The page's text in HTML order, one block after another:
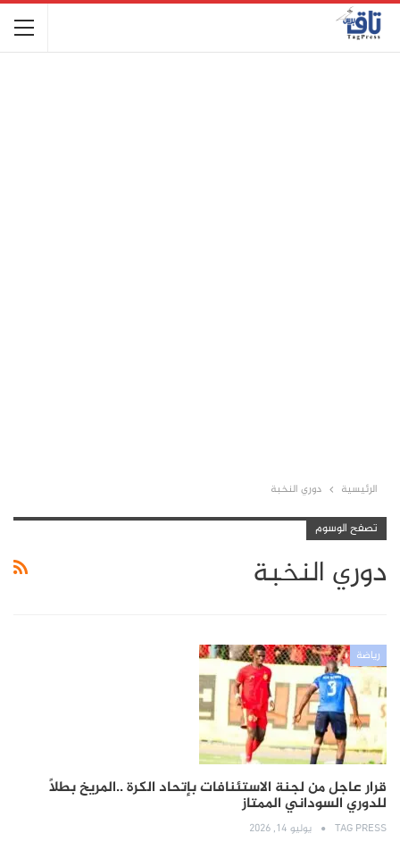
الرئيسية دوري النخبة
تصفح الوسوم
دوري النخبة
رياضة
قرار عاجل من لجنة الاستئنافات بإتحاد الكرة ..المريخ بطلًا
للدوري السوداني الممتاز
TAG PRESS يوليو 14, 2026